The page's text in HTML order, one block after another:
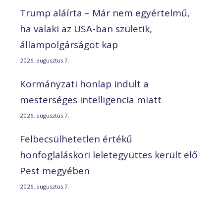
Trump aláírta – Már nem egyértelmű,
ha valaki az USA-ban születik,
állampolgárságot kap
2026. augusztus 7.
Kormányzati honlap indult a
mesterséges intelligencia miatt
2026. augusztus 7.
Felbecsülhetetlen értékű
honfoglaláskori leletegyüttes került elő
Pest megyében
2026. augusztus 7.